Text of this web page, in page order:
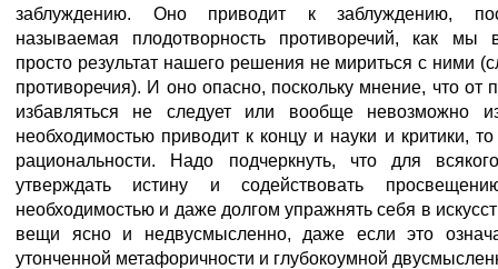
заблуждению. Оно приводит к заблуждению,
называемая плодотворность противоречий, как мы
просто результат нашего решения не мириться с ними
противоречия). И оно опасно, поскольку мнение, что от
избавляться не следует или вообще невозможно
необходимостью приводит к концу и науки и критики, то
рациональности. Надо подчеркнуть, что для
утверждать истину и содействовать
необходимостью и даже долгом упражнять себя в
вещи ясно и недвусмысленно, даже если это
утонченной метафоричности и глубокоумной